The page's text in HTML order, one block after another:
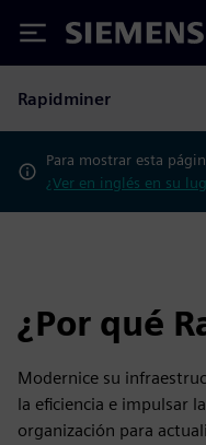
Siemens
Rapidminer
Para mostrar esta
¿Ver en inglés en su
¿Por qué
Modernice su
la eficiencia e impulsar
organización para